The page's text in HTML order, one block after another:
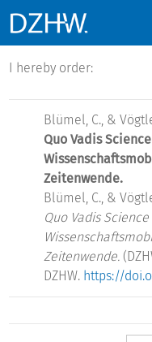
I hereby order:
Blümel, C., &
Quo Vadis
Zeitenwende.
Blümel, C., &
Quo Vadis
Zeitenwende.
DZHW. https://